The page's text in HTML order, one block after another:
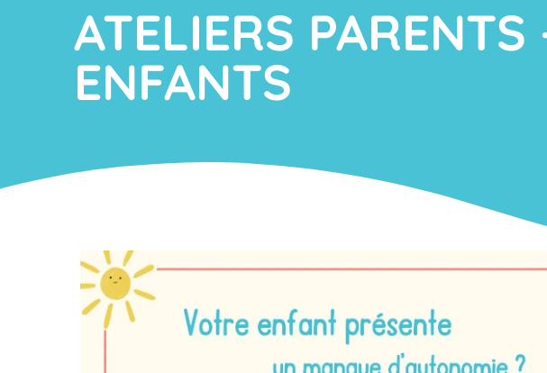
ATELIERS PARENTS
ENFANTS